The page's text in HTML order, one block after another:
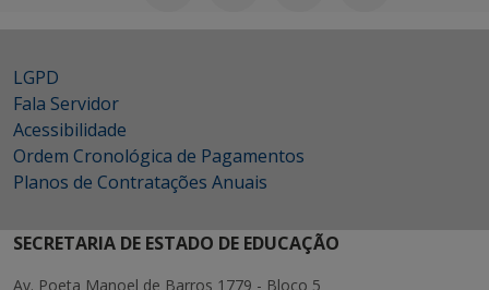
LGPD
Fala Servidor
Acessibilidade
Ordem Cronológica de Pagamentos
Planos de Contratações Anuais
SECRETARIA DE ESTADO DE EDUCAÇÃO
Av. Poeta Manoel de Barros 1779 - Bloco 5